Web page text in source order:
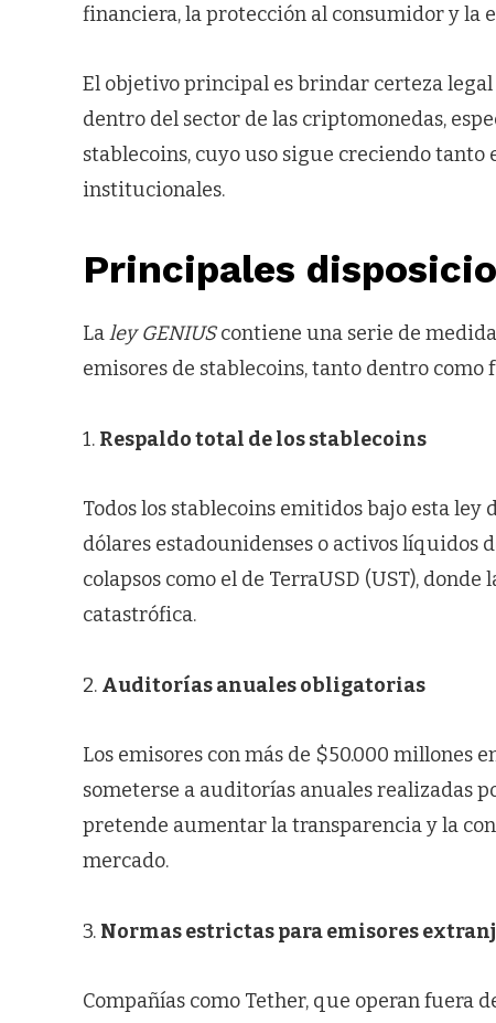
financiera, la protección al consumidor y la
El objetivo principal es brindar certeza
dentro del sector de las criptomonedas,
stablecoins, cuyo uso sigue creciendo
institucionales.
Principales
Laley GENIUScontiene una serie de
emisores de stablecoins, tanto dentro como
1. Respaldo total de los stablecoins
Todos los stablecoins emitidos bajo esta ley
dólares estadounidenses o activos líquidos
colapsos como el de TerraUSD (UST),
catastrófica.
2. Auditorías anuales obligatorias
Los emisores con más de $50.000 millones
someterse a auditorías anuales realizadas
pretende aumentar la transparencia y la
mercado.
3. Normas estrictas para emisores
Compañías como Tether, que operan fuera